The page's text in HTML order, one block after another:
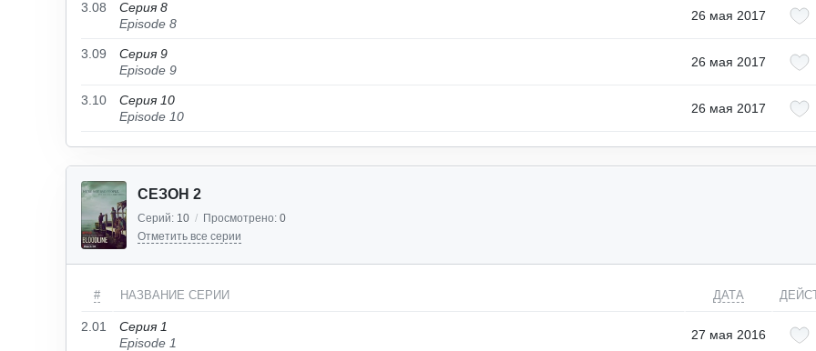
3.08
Серия 8
Episode 8
26 мая 2017
3.09
Серия 9
Episode 9
26 мая 2017
3.10
Серия 10
Episode 10
26 мая 2017
СЕЗОН 2
Серий: 10 / Просмотрено: 0
Отметить все серии
# НАЗВАНИЕ СЕРИИ ДАТА
2.01
Серия 1
Episode 1
27 мая 2016